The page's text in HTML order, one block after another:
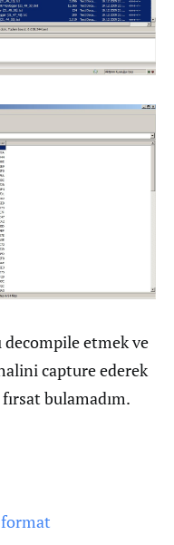
etmek ve
capture ederek
bulamadım.